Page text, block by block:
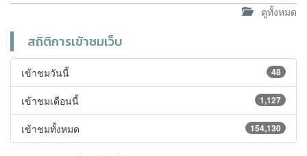
ดูทั้งหมด
สถิติการเข้าชมเว็บ
48
เข้าชมวันนี้
1,127
เข้าชมเดือนนี้
154,130
เข้าชมทั้งหมด